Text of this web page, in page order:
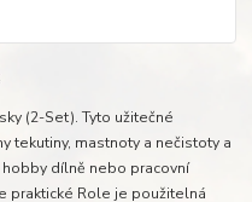
(2-Set). Tyto užitečné
tekutiny, mastnoty a nečistoty a
dílně nebo pracovní
praktické Role je použitelná